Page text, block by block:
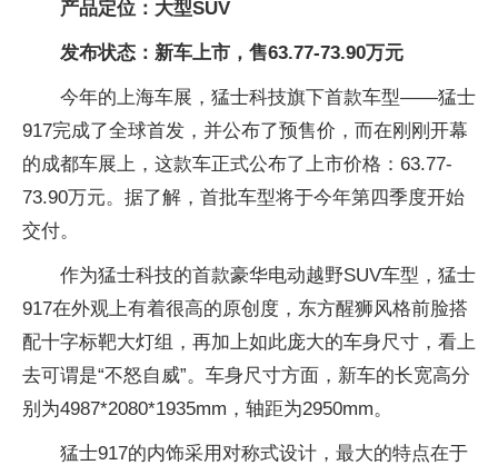
产品定位：大型SUV
发布状态：新车上市，售63.77-73.90万元
今年的上海车展，猛士科技旗下首款车型——猛士
917完成了全球首发，并公布了预售价，而在刚刚开幕
的成都车展上，这款车正式公布了上市价格：63.77-
73.90万元。据了解，首批车型将于今年第四季度开始
交付。
作为猛士科技的首款豪华电动越野SUV车型，猛士
917在外观上有着很高的原创度，东方醒狮风格前脸搭
配十字标靶大灯组，再加上如此庞大的车身尺寸，看上
去可谓是“不怒自威”。车身尺寸方面，新车的长宽高分
别为4987*2080*1935mm，轴距为2950mm。
猛士917的内饰采用对称式设计，最大的特点在于